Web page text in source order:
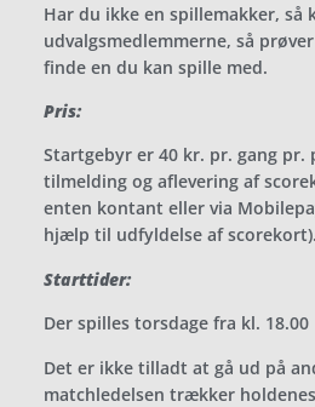
Har du ikke en spillemakker, så
udvalgsmedlemmerne, så
finde en du kan spille med.
Pris:
Startgebyr er 40 kr. pr. gang pr.
tilmelding og aflevering af
enten kontant eller via
hjælp til udfyldelse af scorekort).
Starttider:
Der spilles torsdage fra kl.
Det er ikke tilladt at gå ud på
matchledelsen trækker